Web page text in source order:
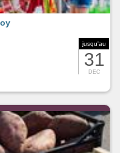
jusqu'au
31
DEC